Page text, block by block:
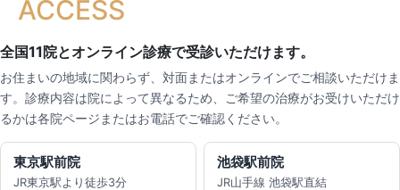
ACCESS
全国11院とオンライン診療で受診いただけます。
お住まいの地域に関わらず、対面またはオンラインでご相談いただけま
す。診療内容は院によって異なるため、ご希望の治療がお受けいただけ
るかは各院ページまたはお電話でご確認ください。
東京駅前院
JR東京駅より徒歩3分
池袋駅前院
JR山手線 池袋駅直結